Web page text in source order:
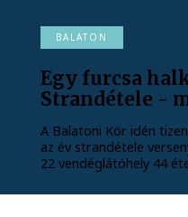
BALATON
Egy furcsa
Strandétele -
A Balatoni Kör idén
az év strandétele
22 vendéglátóhely 44